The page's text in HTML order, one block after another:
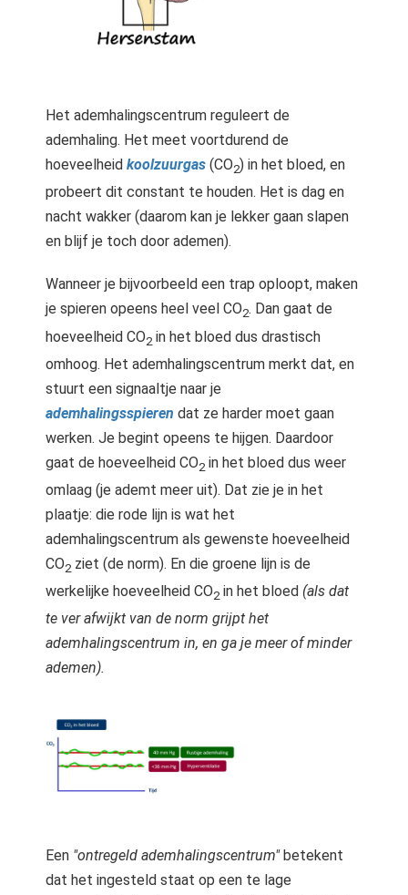
Het ademhalingscentrum reguleert de
ademhaling. Het meet voortdurend de
hoeveelheid koolzuurgas (CO2) in het bloed, en
probeert dit constant te houden. Het is dag en
nacht wakker (daarom kan je lekker gaan slapen
en blijf je toch door ademen).
Wanneer je bijvoorbeeld een trap oploopt, maken
je spieren opeens heel veel CO2. Dan gaat de
hoeveelheid CO2 in het bloed dus drastisch
omhoog. Het ademhalingscentrum merkt dat, en
stuurt een signaaltje naar je
ademhalingsspieren dat ze harder moet gaan
werken. Je begint opeens te hijgen. Daardoor
gaat de hoeveelheid CO2 in het bloed dus weer
omlaag (je ademt meer uit). Dat zie je in het
plaatje: die rode lijn is wat het
ademhalingscentrum als gewenste hoeveelheid
CO2 ziet (de norm). En die groene lijn is de
werkelijke hoeveelheid CO2 in het bloed (als dat
te ver afwijkt van de norm grijpt het
ademhalingscentrum in, en ga je meer of minder
ademen).
Een "ontregeld ademhalingscentrum"betekent
dat het ingesteld staat op een te lage